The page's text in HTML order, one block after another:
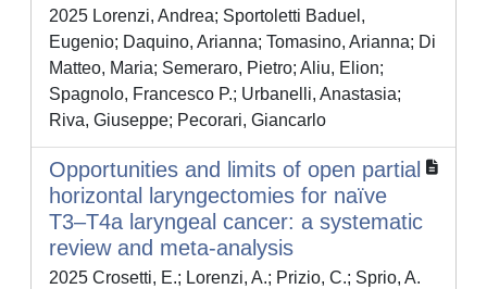
2025 Lorenzi, Andrea; Sportoletti Baduel,
Eugenio; Daquino, Arianna; Tomasino, Arianna; Di
Matteo, Maria; Semeraro, Pietro; Aliu, Elion;
Spagnolo, Francesco P.; Urbanelli, Anastasia;
Riva, Giuseppe; Pecorari, Giancarlo
Opportunities and limits of open partial
horizontal laryngectomies for naïve
T3–T4a laryngeal cancer: a systematic
review and meta-analysis
2025 Crosetti, E.; Lorenzi, A.; Prizio, C.; Sprio, A.